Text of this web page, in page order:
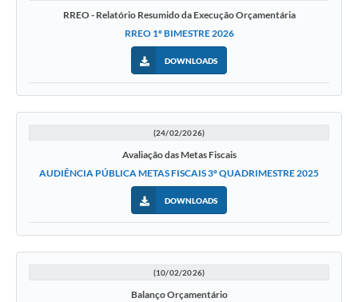
RREO - Relatório Resumido da Execução Orçamentária
RREO 1º BIMESTRE 2026
DOWNLOADS
(24/02/2026)
Avaliação das Metas Fiscais
AUDIÊNCIA PÚBLICA METAS FISCAIS 3º QUADRIMESTRE 2025
DOWNLOADS
(10/02/2026)
Balanço Orçamentário